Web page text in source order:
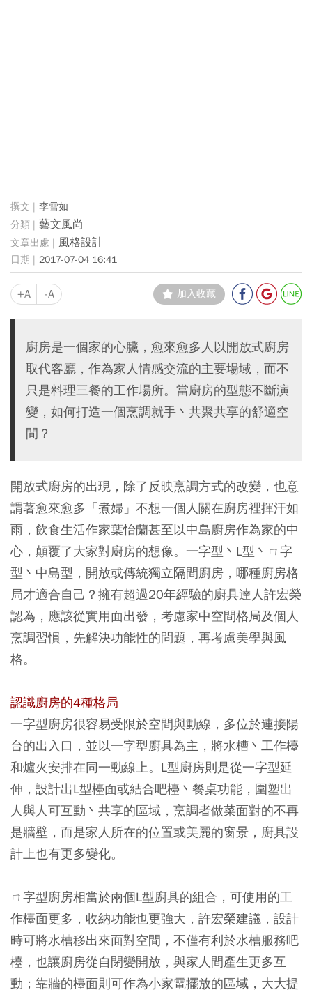
李雪如
藝文風尚
風格設計
2017-07-04 16:41
+A -A 加入收藏
廚房是一個家的心臟，愈來愈多人以開放式廚房
取代客廳，作為家人情感交流的主要場域，而不
只是料理三餐的工作場所。當廚房的型態不斷演
變，如何打造一個烹調就手丶共聚共享的舒適空
間？
開放式廚房的出現，除了反映烹調方式的改變，也意
謂著愈來愈多「煮婦」不想一個人關在廚房裡揮汗如
雨，飲食生活作家葉怡蘭甚至以中島廚房作為家的中
心，顛覆了大家對廚房的想像。一字型丶L型丶ㄇ字
型丶中島型，開放或傳統獨立隔間廚房，哪種廚房格
局才適合自己？擁有超過20年經驗的廚具達人許宏榮
認為，應該從實用面出發，考慮家中空間格局及個人
烹調習慣，先解決功能性的問題，再考慮美學與風
格。
認識廚房的4種格局
一字型廚房很容易受限於空間與動線，多位於連接陽
台的出入口，並以一字型廚具為主，將水槽丶工作檯
和爐火安排在同一動線上。L型廚房則是從一字型延
伸，設計出L型檯面或結合吧檯丶餐桌功能，圍塑出
人與人可互動丶共享的區域，烹調者做菜面對的不再
是牆壁，而是家人所在的位置或美麗的窗景，廚具設
計上也有更多變化。
ㄇ字型廚房相當於兩個L型廚具的組合，可使用的工
作檯面更多，收納功能也更強大，許宏榮建議，設計
時可將水槽移出來面對空間，不僅有利於水槽服務吧
檯，也讓廚房從自閉變開放，與家人間產生更多互
動；靠牆的檯面則可作為小家電擺放的區域，大大提